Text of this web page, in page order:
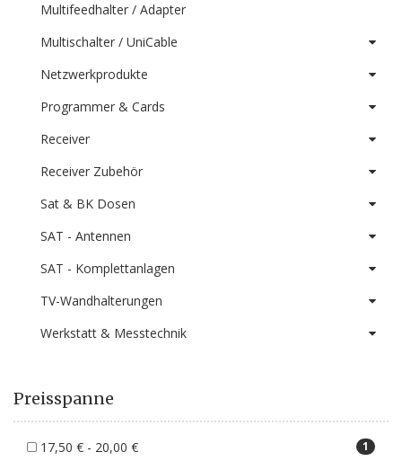
Multifeedhalter / Adapter
Multischalter / UniCable
Netzwerkprodukte
Programmer & Cards
Receiver
Receiver Zubehör
Sat & BK Dosen
SAT - Antennen
SAT - Komplettanlagen
TV-Wandhalterungen
Werkstatt & Messtechnik
Preisspanne
17,50 € - 20,00 € 1